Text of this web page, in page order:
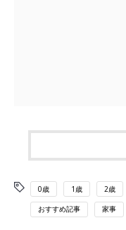
0歳 1歳 2歳
おすすめ記事 家事